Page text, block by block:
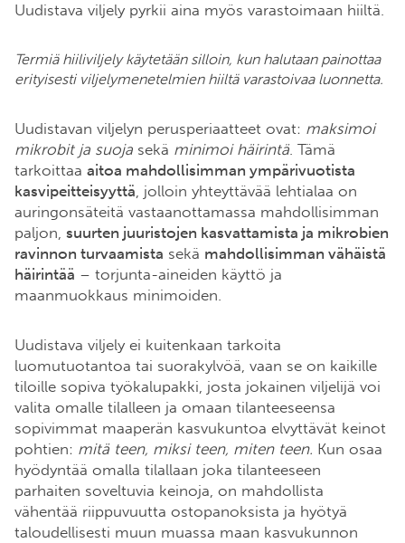
Uudistava viljely pyrkii aina myös varastoimaan hiiltä.
Termiä hiiliviljely käytetään silloin, kun halutaan painottaa
erityisesti viljelymenetelmien hiiltä varastoivaa luonnetta.
Uudistavan viljelyn perusperiaatteet ovat: maksimoi
mikrobit ja suoja sekä minimoi häirintä. Tämä
tarkoittaa aitoa mahdollisimman ympärivuotista
kasvipeitteisyyttä, jolloin yhteyttävää lehtialaa on
auringonsäteitä vastaanottamassa mahdollisimman
paljon, suurten juuristojen kasvattamista ja mikrobien
ravinnon turvaamista sekä mahdollisimman vähäistä
häirintää – torjunta-aineiden käyttö ja
maanmuokkaus minimoiden.
Uudistava viljely ei kuitenkaan tarkoita
luomutuotantoa tai suorakylvöä, vaan se on kaikille
tiloille sopiva työkalupakki, josta jokainen viljelijä voi
valita omalle tilalleen ja omaan tilanteeseensa
sopivimmat maaperän kasvukuntoa elvyttävät keinot
pohtien: mitä teen, miksi teen, miten teen. Kun osaa
hyödyntää omalla tilallaan joka tilanteeseen
parhaiten soveltuvia keinoja, on mahdollista
vähentää riippuvuutta ostopanoksista ja hyötyä
taloudellisesti muun muassa maan kasvukunnon